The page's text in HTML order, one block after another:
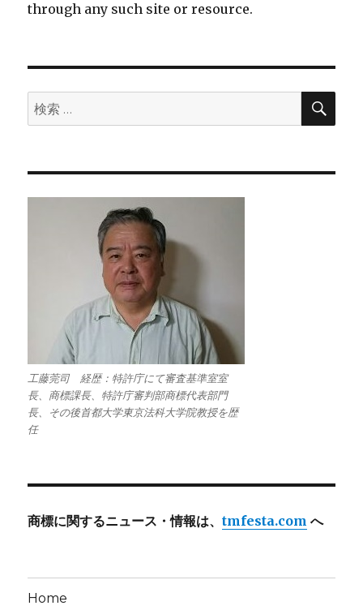
through any such site or resource.
検
索:
検
工藤莞司 経歴：特許庁にて審査基準室室
長、商標課長、特許庁審判部商標代表部門
長、その後首都大学東京法科大学院教授を歴
任
商標に関するニュース・情報は、tmfesta.com へ
Home